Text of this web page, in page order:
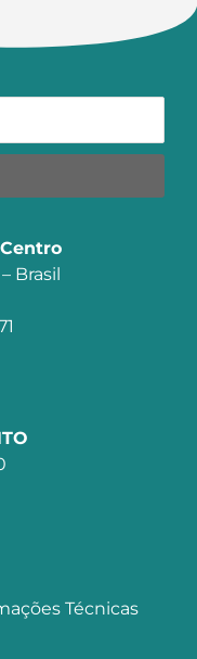
Brasil
Técnicas